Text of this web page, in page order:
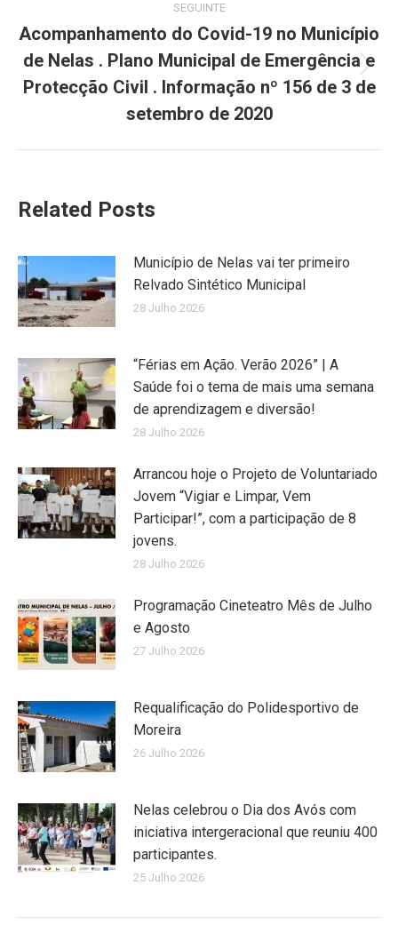
SEGUINTE
Next
post:
Acompanhamento do Covid-19 no Município
de Nelas . Plano Municipal de Emergência e
Protecção Civil . Informação nº 156 de 3 de
setembro de 2020
Related Posts
Município de Nelas vai ter primeiro
Relvado Sintético Municipal
28 Julho 2026
“Férias em Ação. Verão 2026” | A
Saúde foi o tema de mais uma semana
de aprendizagem e diversão!
28 Julho 2026
Arrancou hoje o Projeto de Voluntariado
Jovem “Vigiar e Limpar, Vem
Participar!”, com a participação de 8
jovens.
28 Julho 2026
Programação Cineteatro Mês de Julho
e Agosto
27 Julho 2026
Requalificação do Polidesportivo de
Moreira
26 Julho 2026
Nelas celebrou o Dia dos Avós com
iniciativa intergeracional que reuniu 400
participantes.
25 Julho 2026